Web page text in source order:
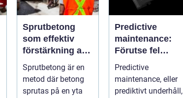
Sprutbetong
som effektiv
förstärkning av
berg och betong
Sprutbetong är en
metod där betong
sprutas på en yta
Predictive
maintenance:
Förutse fel
innan de
uppstår med
hjälp av
Predictive
maintenance, eller
prediktivt underhåll,